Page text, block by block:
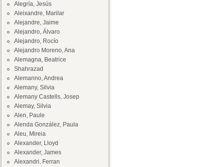
Alegría, Jesús
Aleixandre, Marilar
Alejandre, Jaime
Alejandro, Álvaro
Alejandro, Rocío
Alejandro Moreno, Ana
Alemagna, Beatrice
Shahrazad
Alemanno, Andrea
Alemany, Silvia
Alemany Castells, Josep
Alemay, Silvia
Alen, Paule
Alenda González, Paula
Aleu, Mireia
Alexander, Lloyd
Alexander, James
Alexandri, Ferran